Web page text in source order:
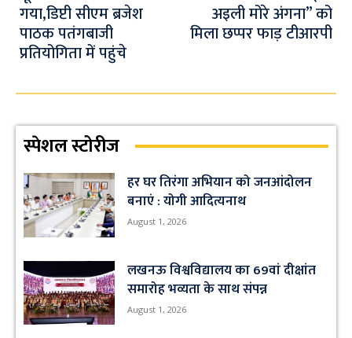
गया,डिप्टी सीएम ब्रजेश
पाठक पतंगबाजी
प्रतियोगिता में पहुंचे
अइली मोरे अंगना” को
मिला छप्पर फाड़ टीआरपी
स्पेशल स्टोरीज
हर घर तिरंगा अभियान को जनआंदोलन
बनाएं : योगी आदित्यनाथ
August 1, 2026
लखनऊ विश्वविद्यालय का 69वां दीक्षांत
समारोह भव्यता के साथ संपन्न
August 1, 2026